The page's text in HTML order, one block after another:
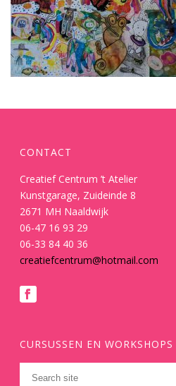
CONTACT
Creatief Centrum ’t Atelier
Kunstgarage, Zuideinde 8
2671 MH Naaldwijk
06-47 16 93 29
06-33 84 40 36
creatiefcentrum@hotmail.com
CURSUSSEN EN